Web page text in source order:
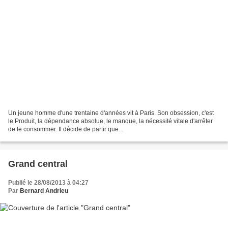
Un jeune homme d'une trentaine d'années vit à Paris. Son obsession, c'est
le Produit, la dépendance absolue, le manque, la nécessité vitale d'arrêter
de le consommer. Il décide de partir que...
Grand central
Publié le 28/08/2013 à 04:27
Par Bernard Andrieu